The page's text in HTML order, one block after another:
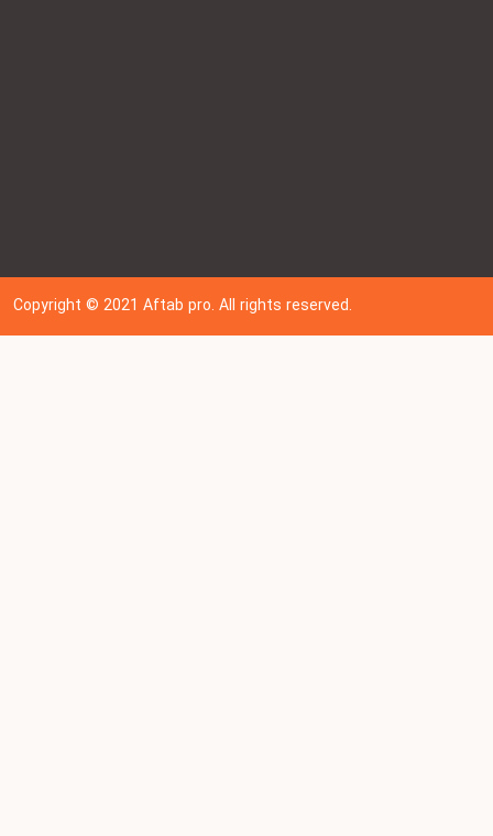
Copyright © 202 1Aftab pro. All rights reserved.